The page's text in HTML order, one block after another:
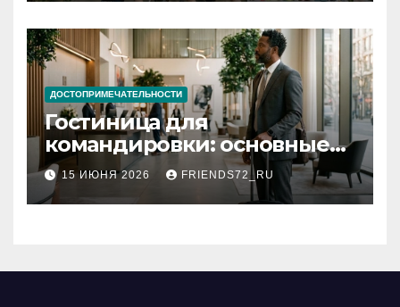
ДОСТОПРИМЕЧАТЕЛЬНОСТИ
Гостиница для
командировки: основные
критерии выбора
15 ИЮНЯ 2026 FRIENDS72_RU